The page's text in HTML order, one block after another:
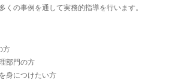
くの事例を通して実務的指導を行います。
方
部門の方
身につけたい方